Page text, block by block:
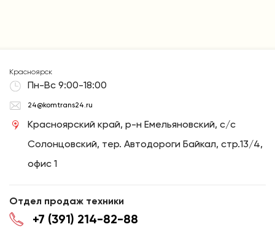
Красноярск
Пн-Вс 9:00-18:00
24@komtrans24.ru
Красноярский край, р-н Емельяновский, с/с
Солонцовский, тер. Автодороги Байкал, стр.13/4,
офис 1
Отдел продаж техники
+7 (391) 214-82-88